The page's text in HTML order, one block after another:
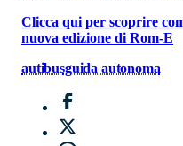
Clicca qui per scoprire
nuova edizione di Rom-E
autibusguida autonoma